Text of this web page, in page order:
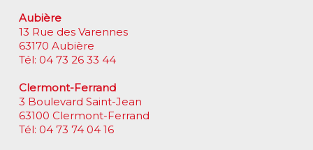
Aubière
13 Rue des Varennes
63170 Aubière
Tél: 04 73 26 33 44
Clermont-Ferrand
3 Boulevard Saint-Jean
63100 Clermont-Ferrand
Tél: 04 73 74 04 16